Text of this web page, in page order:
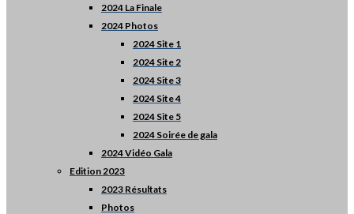
2024 La Finale
2024 Photos
2024 Site 1
2024 Site 2
2024 Site 3
2024 Site 4
2024 Site 5
2024 Soirée de gala
2024 Vidéo Gala
Edition 2023
2023 Résultats
Photos